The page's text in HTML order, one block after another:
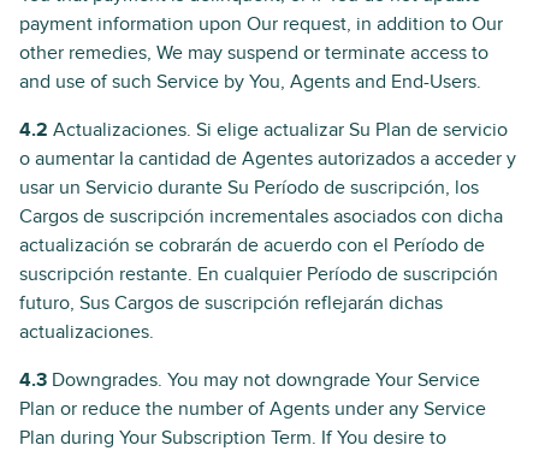
payment information upon Our request, in addition to Our
other remedies, We may suspend or terminate access to
and use of such Service by You, Agents and End-Users.
4.2 Actualizaciones. Si elige actualizar Su Plan de servicio
o aumentar la cantidad de Agentes autorizados a acceder y
usar un Servicio durante Su Período de suscripción, los
Cargos de suscripción incrementales asociados con dicha
actualización se cobrarán de acuerdo con el Período de
suscripción restante. En cualquier Período de suscripción
futuro, Sus Cargos de suscripción reflejarán dichas
actualizaciones.
4.3 Downgrades. You may not downgrade Your Service
Plan or reduce the number of Agents under any Service
Plan during Your Subscription Term. If You desire to